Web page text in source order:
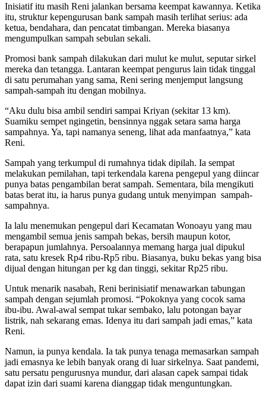
Inisiatif itu masih Reni jalankan bersama keempat kawannya. Ketika
itu, struktur kepengurusan bank sampah masih terlihat serius: ada
ketua, bendahara, dan pencatat timbangan. Mereka biasanya
mengumpulkan sampah sebulan sekali.
Promosi bank sampah dilakukan dari mulut ke mulut, seputar sirkel
mereka dan tetangga. Lantaran keempat pengurus lain tidak tinggal
di satu perumahan yang sama, Reni sering menjemput langsung
sampah-sampah itu dengan mobilnya.
“Aku dulu bisa ambil sendiri sampai Kriyan (sekitar 13 km).
Suamiku sempet ngingetin, bensinnya nggak setara sama harga
sampahnya. Ya, tapi namanya seneng, lihat ada manfaatnya,” kata
Reni.
Sampah yang terkumpul di rumahnya tidak dipilah. Ia sempat
melakukan pemilahan, tapi terkendala karena pengepul yang diincar
punya batas pengambilan berat sampah. Sementara, bila mengikuti
batas berat itu, ia harus punya gudang untuk menyimpan sampah-
sampahnya.
Ia lalu menemukan pengepul dari Kecamatan Wonoayu yang mau
mengambil semua jenis sampah bekas, bersih maupun kotor,
berapapun jumlahnya. Persoalannya memang harga jual dipukul
rata, satu kresek Rp4 ribu-Rp5 ribu. Biasanya, buku bekas yang bisa
dijual dengan hitungan per kg dan tinggi, sekitar Rp25 ribu.
Untuk menarik nasabah, Reni berinisiatif menawarkan tabungan
sampah dengan sejumlah promosi. “Pokoknya yang cocok sama
ibu-ibu. Awal-awal sempat tukar sembako, lalu potongan bayar
listrik, nah sekarang emas. Idenya itu dari sampah jadi emas,” kata
Reni.
Namun, ia punya kendala. Ia tak punya tenaga memasarkan sampah
jadi emasnya ke lebih banyak orang di luar sirkelnya. Saat pandemi,
satu persatu pengurusnya mundur, dari alasan capek sampai tidak
dapat izin dari suami karena dianggap tidak menguntungkan.